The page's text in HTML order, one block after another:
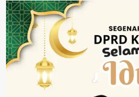
Rokok Ilegal